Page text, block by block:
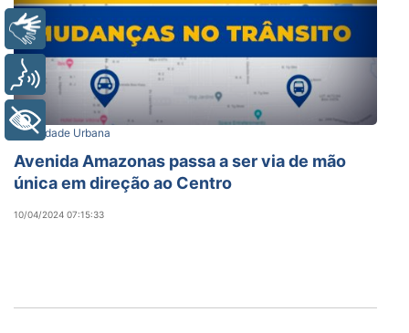
Mobilidade Urbana
Avenida Amazonas passa a ser via de mão
única em direção ao Centro
10/04/2024 07:15:33
Libras
Voz
+ Acessibilidade